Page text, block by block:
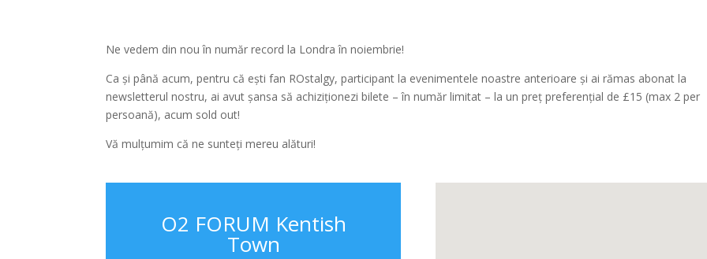
Ne vedem din nou în număr record la Londra în noiembrie!
Ca și până acum, pentru că ești fan ROstalgy, participant la evenimentele noastre anterioare și ai rămas abonat la
newsletterul nostru, ai avut șansa să achiziționezi bilete – în număr limitat – la un preț preferențial de £15 (max 2 per
persoană), acum sold out!
Vă mulțumim că ne sunteți mereu alături!
O2 FORUM Kentish
Town